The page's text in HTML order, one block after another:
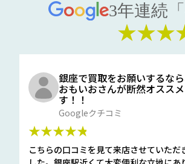
3年連続「
銀座で買取をお願いするなら
おもいおさんが断然オスス
す！！
Googleクチコミ
★★★★★
こちらの口コミを見て来店させていただ